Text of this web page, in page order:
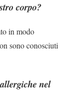
corpo?
in modo
sono conosciuti
nel